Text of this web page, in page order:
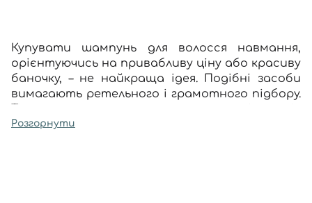
Купувати шампунь для волосся навмання,
орієнтуючись на привабливу ціну або красиву
баночку, – не найкраща ідея. Подібні засоби
вимагають ретельного і грамотного підбору.
виконати своє завдання – очистити від
Розгорнути